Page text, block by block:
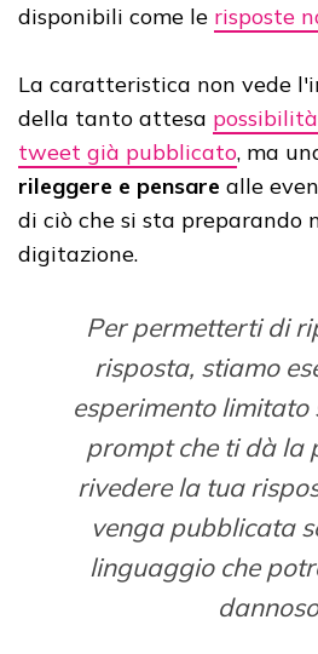
disponibili come le risposte
La caratteristica non vede
della tanto attesa
tweet già pubblicato, ma
rileggere e pensare alle
di ciò che si sta preparando
digitazione.
Per permetterti di
risposta, stiamo
esperimento limitato
prompt che ti dà la
rivedere la tua
venga pubblicata
linguaggio che